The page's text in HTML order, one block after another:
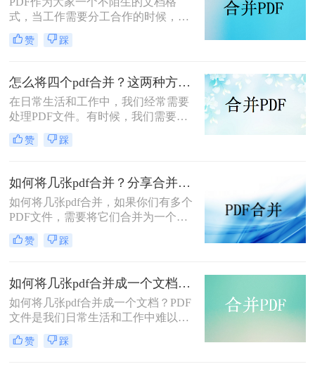
式，当工作需要分工合作的时候，大
家都会选择PDF格式保存下来，这是
为什么呢？ 因为我们可以在全部分工
读。
赞 踩
怎么将四个pdf合并？这两种方法可轻松合并多个文件~
在日常生活和工作中，我们经常需要
处理PDF文件。有时候，我们需要将
两个或多个PDF文件合并成一个文
件，以方便管理和分享。 那么，怎么
方法~
赞 踩
如何将几张pdf合并？分享合并pdf的三个方法！
如何将几张pdf合并，如果你们有多个
PDF文件，需要将它们合并为一个文
件以便于管理和共享却不知道该怎么
操作，别担心，下面给大家分享几个
赞 踩
如何将几张pdf合并成一个文档？在线合并pdf教程来啦！
如何将几张pdf合并成一个文档？PDF
文件是我们日常生活和工作中难以避
免的一部分。我们可以通过使用PDF
文件来保存和共享文档、图片、电子
赞 踩